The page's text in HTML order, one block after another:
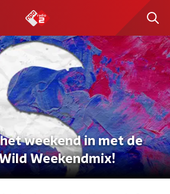
weekend in met de
Weekendmix!